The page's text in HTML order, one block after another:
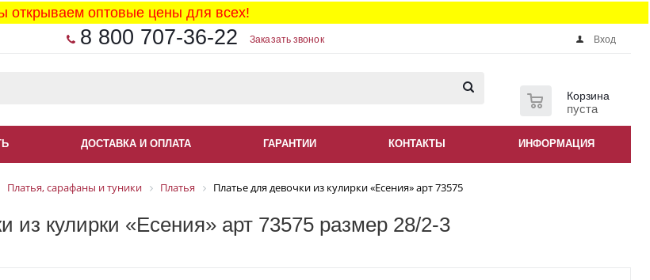
открываем оптовые цены для всех!
8 800 707-36-22 Заказать звонок Вход
Корзина
пуста
ДОСТАВКА И ОПЛАТА ГАРАНТИИ КОНТАКТЫ ИНФОРМАЦИЯ
Платья, сарафаны и туники Платья Платье для девочки из кулирки «Есения» арт 73575
из кулирки «Есения» арт 73575 размер 28/2-3